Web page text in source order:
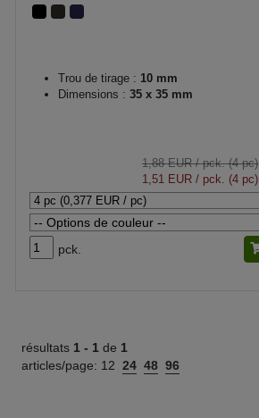
Trou de tirage : 10 mm
Dimensions : 35 x 35 mm
1,88 EUR/ pck. (4 pc)
1,51 EUR / pck. (4 pc)
pck.
résultats 1 - 1 de 1
articles/page: 12 24 48 96